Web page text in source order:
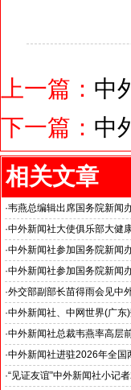
上一篇： 中
下一篇： 中
相关文章
·韦燕总编辑出席国务院新闻
关注海关总署“十五五”时期
·中外新闻社大使俱乐部大健
·中外新闻社参加国务院新闻
“科技创新和产业创新”中外记
·中外新闻社参加国务院新闻
小米汽车超越国际品牌
·外交部副部长苗得雨会见中
·中外新闻社、中网世界(广
·中外新闻社总裁韦燕率高层
对哈梅内伊最高领袖遇难表
·中外新闻社进驻2026年全国
·“见证友谊”中外新闻社小记